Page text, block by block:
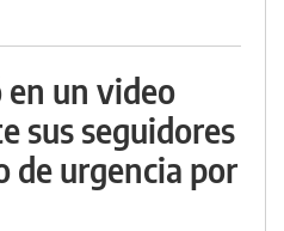
un video
sus seguidores
de urgencia por